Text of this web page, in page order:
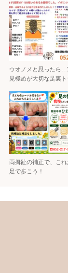
ウオノメと思ったら
見極めが大切な足裏
両拇趾の補正で、こ
足で歩こう！